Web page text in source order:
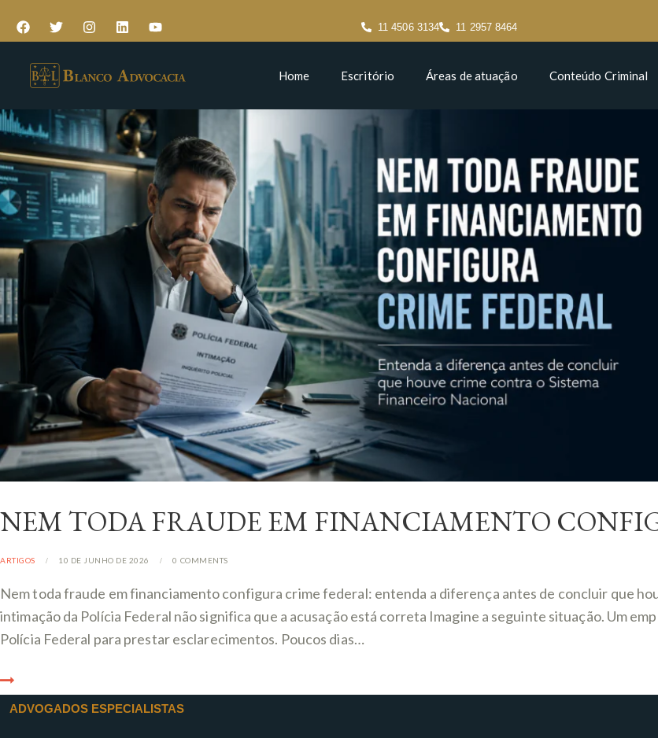
11 4506 3134 11 2957 8464
Home Escritório Áreas de atuação Conteúdo Criminal
NEM TODA FRAUDE EM FINANCIAMENTO
ARTIGOS 10 DE JUNHO DE 2026 0 COMMENTS
Nem toda fraude em financiamento configura crime federal: entenda a diferença antes de concluir que
intimação da Polícia Federal não significa que a acusação está correta Imagine a seguinte situação. Um
Polícia Federal para prestar esclarecimentos. Poucos dias…
ADVOGADOS ESPECIALISTAS